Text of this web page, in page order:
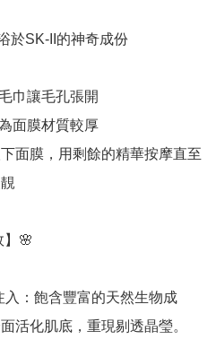
於SK-II的神奇成份
巾讓毛孔張開
面膜材質較厚
面膜，用剩餘的精華按摩直至
】🌸
：飽含豐富的天然生物成
活化肌底，重現剔透晶瑩。